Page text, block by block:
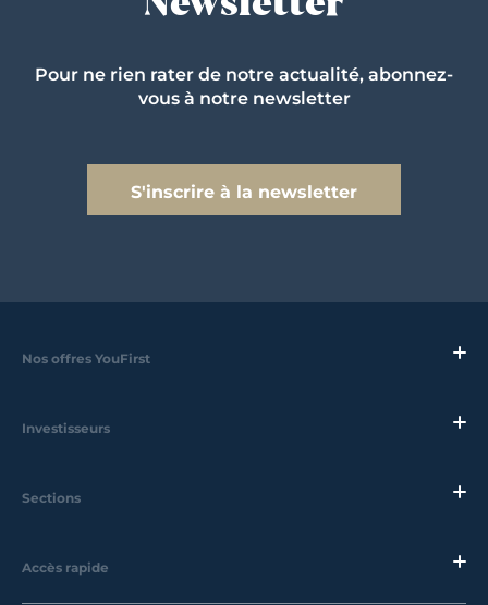
Pour ne rien rater de notre actualité, abonnez-
vous à notre newsletter
S'inscrire à la newsletter
Nos offres YouFirst
Investisseurs
Sections
Accès rapide